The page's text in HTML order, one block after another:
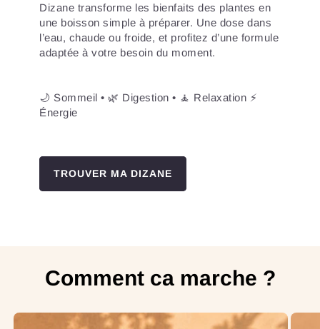
Dizane transforme les bienfaits des plantes en
une boisson simple à préparer. Une dose dans
l’eau, chaude ou froide, et profitez d’une formule
adaptée à votre besoin du moment.
🌙 Sommeil • 🌿 Digestion • 🧘 Relaxation ⚡
Énergie
TROUVER MA DIZANE
Comment ca marche ?